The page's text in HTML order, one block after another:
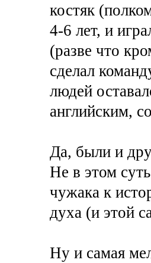
костяк
4-6 лет, и
(разве что
сделал
людей
английским,
Да, были и
Не в этом
чужака к
духа (и этой
Ну и самая